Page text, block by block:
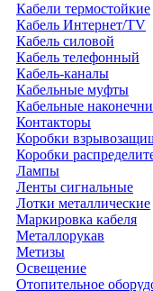
Кабели термостойкие
Кабель Интернет/TV
Кабель силовой
Кабель телефонный
Кабель-каналы
Кабельные муфты
Кабельные
Контакторы
Коробки
Коробки
Лампы
Ленты сигнальные
Лотки металлические
Маркировка кабеля
Металлорукав
Метизы
Освещение
Отопительное